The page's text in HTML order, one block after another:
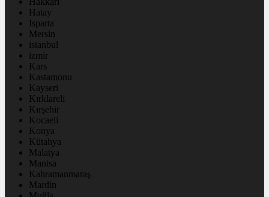
Hatay
Isparta
Mersin
istanbul
izmir
Kars
Kastamonu
Kayseri
Kırklareli
Kırşehir
Kocaeli
Konya
Kütahya
Malatya
Manisa
Kahramanmaraş
Mardin